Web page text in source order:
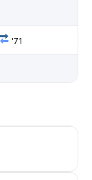
'71